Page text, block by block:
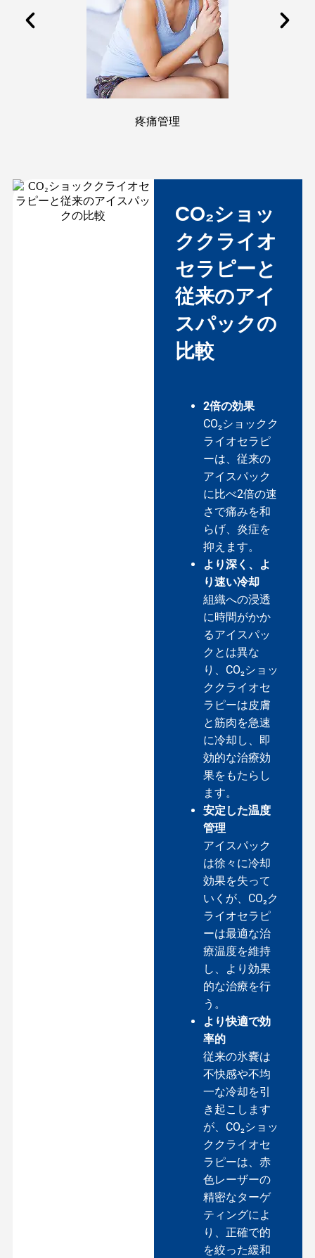
疼痛管理
CO₂ショッ
ククライオ
セラピーと
従来のアイ
スパックの
比較
2倍の効果
CO₂ショックク
ライオセラピ
ーは、従来の
アイスパック
に比べ2倍の速
さで痛みを和
らげ、炎症を
抑えます。
より深く、よ
り速い冷却
組織への浸透
に時間がかか
るアイスパッ
クとは異な
り、CO₂ショッ
ククライオセ
ラピーは皮膚
と筋肉を急速
に冷却し、即
効的な治療効
果をもたらし
ます。
安定した温度
管理
アイスパック
は徐々に冷却
効果を失って
いくが、CO₂ク
ライオセラピ
ーは最適な治
療温度を維持
し、より効果
的な治療を行
う。
より快適で効
率的
従来の氷嚢は
不快感や不均
一な冷却を引
き起こします
が、CO₂ショッ
ククライオセ
ラピーは、赤
色レーザーの
精密なターゲ
ティングによ
り、正確で的
を絞った緩和